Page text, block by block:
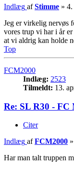
Indlæg afStimme » 4.
Jeg er virkelig nervøs
vores trup vi har i år
at vi aldrig kan holde
Top
FCM2000
Indlæg: 2523
Tilmeldt: 13.
Re: SL R30 -
Citer
Indlæg afFCM2000 »
Har man talt truppen